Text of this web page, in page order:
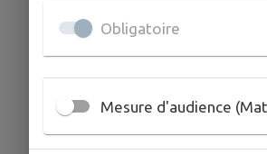
Obligatoire
Mesure d'audience